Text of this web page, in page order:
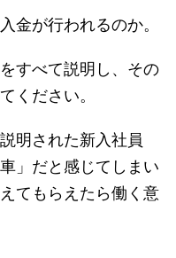
金が行われるのか。
すべて説明し、その
ください。
明された新入社員
」だと感じてしまい
てもらえたら働く意